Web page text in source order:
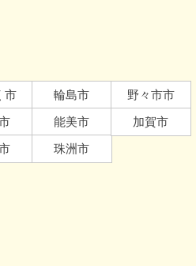
市
輪島市
能美市
珠洲市
野々市市
加賀市